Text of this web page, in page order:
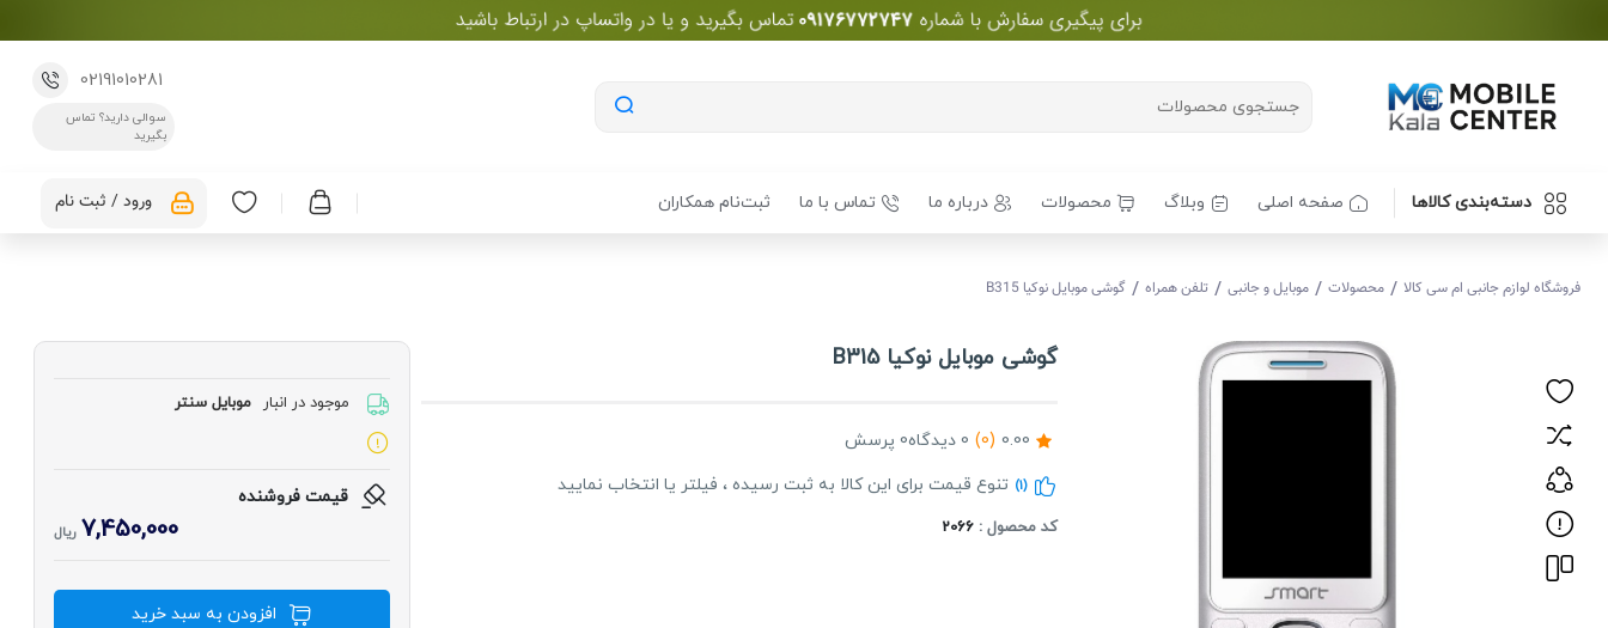
02191010281
سوالی دارید؟ تماس
بگیرید
دسته‌بندی کالاها صفحه اصلی وبلاگ محصولات درباره ما تماس با ما ثبت‌نام همکاران ورود / ثبت نام
فروشگاه لوازم جانبی ام سی کالا / محصولات / موبایل و جانبی / تلفن همراه / گوشی موبایل نوکیا B315
گوشی موبایل نوکیا B315
0.00
(0) 0 دیدگاه 0 پرسش
(1) تنوع قیمت برای این کالا به ثبت رسیده ، فیلتر یا انتخاب نمایید
کد محصول :2066
موجود در انبار موبایل سنتر
قیمت فروشنده
7,450,000 ریال
افزودن به سبد خرید